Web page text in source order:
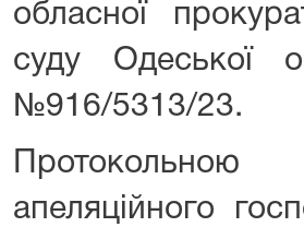
обласної
суду Одеської
№916/5313/23.
Протокольною
апеляційного